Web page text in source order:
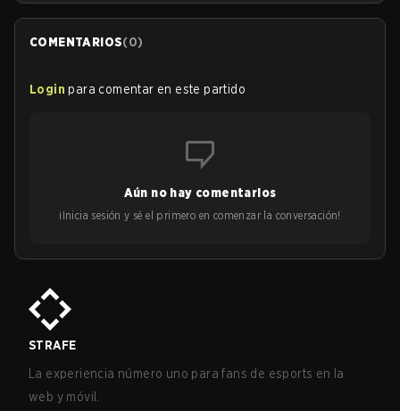
COMENTARIOS(0)
Login para comentar en este partido
Aún no hay comentarios
¡Inicia sesión y sé el primero en comenzar la conversación!
STRAFE
La experiencia número uno para fans de esports en la
web y móvil.